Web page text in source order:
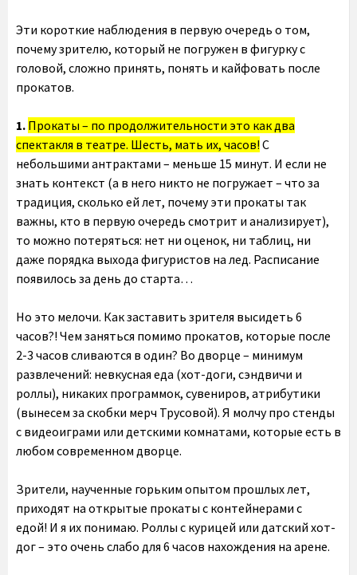
Эти короткие наблюдения в первую очередь о том,
почему зрителю, который не погружен в фигурку с
головой, сложно принять, понять и кайфовать после
прокатов.
1. Прокаты – по продолжительности это как два
спектакля в театре. Шесть, мать их, часов! С
небольшими антрактами – меньше 15 минут. И если не
знать контекст (а в него никто не погружает – что за
традиция, сколько ей лет, почему эти прокаты так
важны, кто в первую очередь смотрит и анализирует),
то можно потеряться: нет ни оценок, ни таблиц, ни
даже порядка выхода фигуристов на лед. Расписание
появилось за день до старта…
Но это мелочи. Как заставить зрителя высидеть 6
часов?! Чем заняться помимо прокатов, которые после
2-3 часов сливаются в один? Во дворце – минимум
развлечений: невкусная еда (хот-доги, сэндвичи и
роллы), никаких программок, сувениров, атрибутики
(вынесем за скобки мерч Трусовой). Я молчу про стенды
с видеоиграми или детскими комнатами, которые есть в
любом современном дворце.
Зрители, наученные горьким опытом прошлых лет,
приходят на открытые прокаты с контейнерами с
едой! И я их понимаю. Роллы с курицей или датский хот-
дог – это очень слабо для 6 часов нахождения на арене.